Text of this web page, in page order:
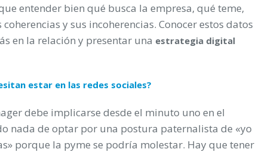
entender bien qué busca la empresa, qué teme,
y sus incoherencias. Conocer estos datos
en la relación y presentar una estrategia digital
estar en las redes sociales?
debe implicarse desde el minuto uno en el
nada de optar por una postura paternalista de «yo
porque la pyme se podría molestar. Hay que tener